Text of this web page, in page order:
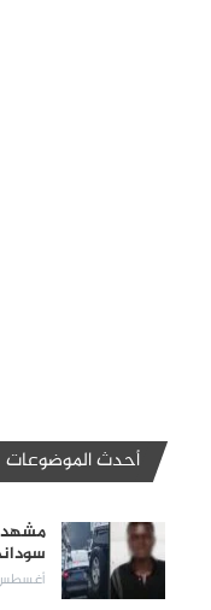
أحدث الموضوعات
مشهد
أغسطس 6,